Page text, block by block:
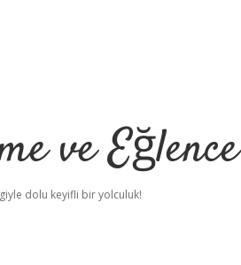
ve Eğlence
dolu keyifli bir yolculuk!